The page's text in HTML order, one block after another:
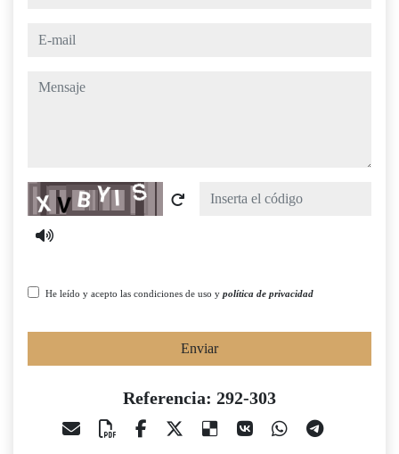
e-mail
mensaje
Captcha
He leído y acepto las condiciones de uso y política de privacidad
Enviar
Referencia: 292-303